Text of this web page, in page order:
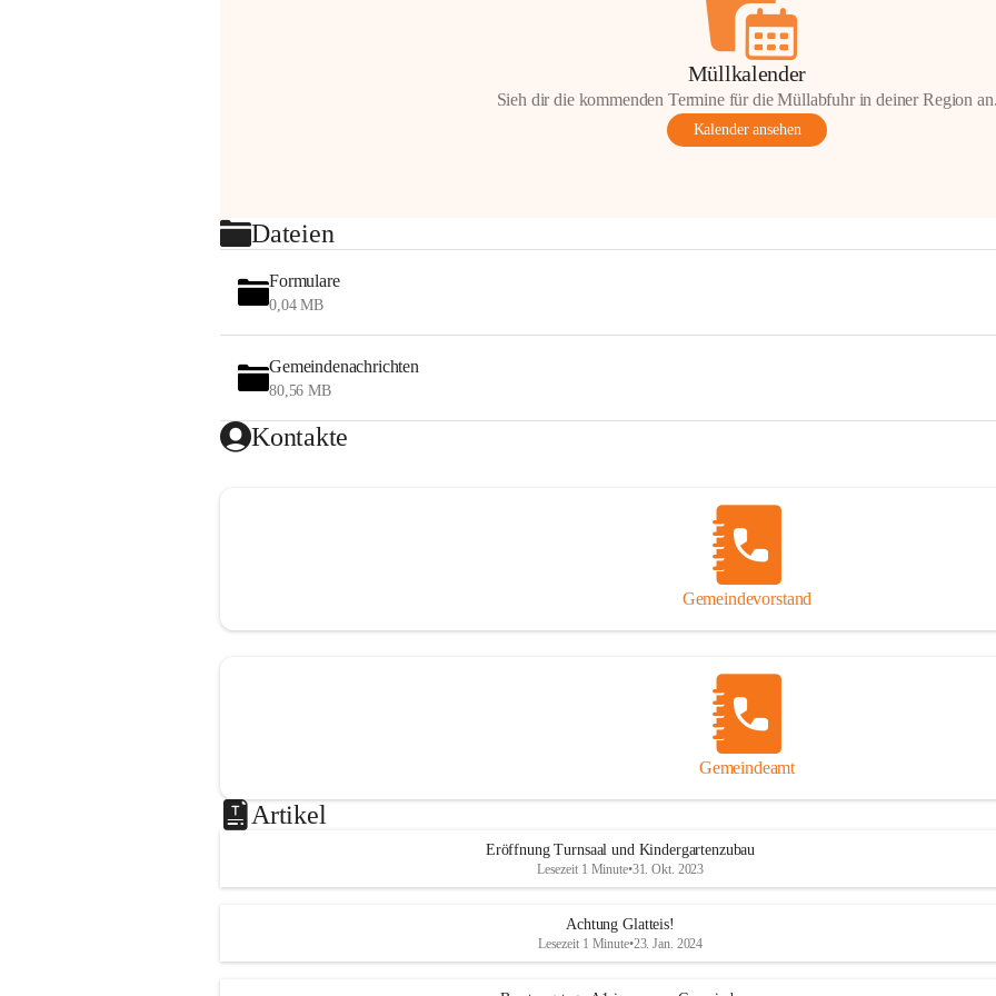
Müllkalender
Sieh dir die kommenden Termine für die Müllabfuhr in deiner Region
Kalender ansehen
Dateien
Formulare
0,04 MB
Gemeindenachrichten
80,56 MB
Kontakte
Gemeindevorstand
Gemeindeamt
Artikel
Eröffnung Turnsaal und Kindergartenzubau
Lesezeit 1 Minute•31. Okt. 2023
Achtung Glatteis!
Lesezeit 1 Minute•23. Jan. 2024